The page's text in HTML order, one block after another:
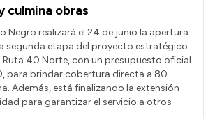
culmina obras
Negro realizará el 24 de junio la apertura
segunda etapa del proyecto estratégico
Ruta 40 Norte, con un presupuesto oficial
para brindar cobertura directa a 80
Además, está finalizando la extensión
para garantizar el servicio a otros